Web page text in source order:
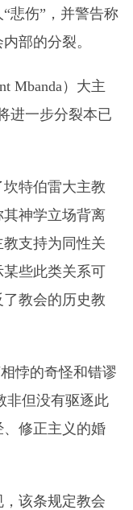
悲伤”，并警告称
部的分裂。
Mbanda）大主
进一步分裂本已
特伯雷大主教
神学立场背离
支持为同性关
某些此类关系可
教会的历史教
悖的奇怪和错谬
非但没有驱逐此
修正主义的婚
该条规定教会